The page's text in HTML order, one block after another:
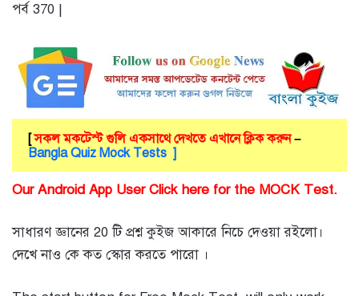
পর্ব 370 |
[সকল মকটেস্ট গুলি একসাথে দেখতে এখানে ক্লিক করুন–
Bangla Quiz Mock Tests ]
Our Android App User Click here for the MOCK Test.
সাধারণ জ্ঞানের 20 টি প্রশ্ন কুইজ আকারে নিচে দেওয়া রইলো।
দেখে নাও কে কত স্কোর করতে পারো ।